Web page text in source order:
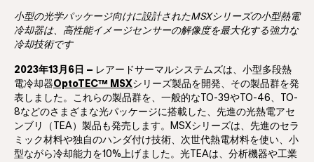
小型の光学パッケージ向けに設計されたMSXシリーズの小型熱電
冷却器は、高性能イメージセンサーの解像度を最大化する強力な
冷却技術です
2023年13月6日 – レアードサーマルシステムズは、小型多段熱
電冷却器OptoTEC™ MSXシリーズ製品を開発、その製品群を発
表しました。これらの製品群を、一般的なTO-39やTO-46、TO-
8などのさまざまな光パッケージに搭載した、先進の光熱電アセ
ンブリ（TEA）製品も発売します。MSXシリーズは、先進のセラ
ミック材料や独自のハンダ付け技術、次世代熱電材料を使い、小
型ながら冷却能力を10%上げました。光TEAは、分析機器や工業